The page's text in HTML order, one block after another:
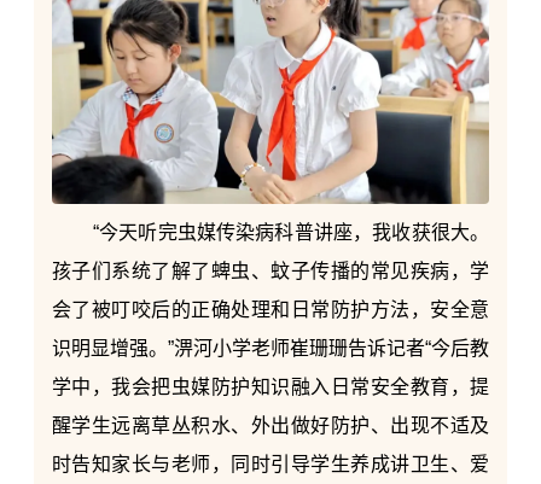
“今天听完虫媒传染病科普讲座，我收获很大。
孩子们系统了解了蜱虫、蚊子传播的常见疾病，学
会了被叮咬后的正确处理和日常防护方法，安全意
识明显增强。”淠河小学老师崔珊珊告诉记者“今后教
学中，我会把虫媒防护知识融入日常安全教育，提
醒学生远离草丛积水、外出做好防护、出现不适及
时告知家长与老师，同时引导学生养成讲卫生、爱